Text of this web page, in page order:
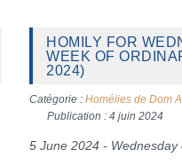
HOMILY FOR
WEEK OF
2024)
Catégorie :Homélies de Dom
Publication : 4 juin 2024
5 June 2024 -